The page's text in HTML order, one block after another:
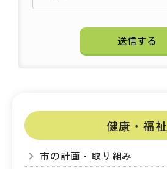
健康・福祉
市の計画・取り組み